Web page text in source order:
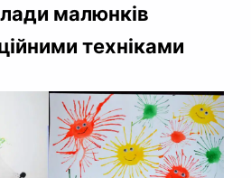
малюнків
техніками